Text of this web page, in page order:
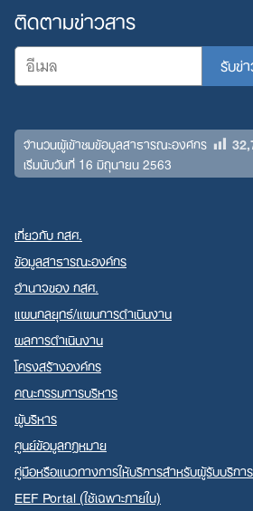
ติดตามข่าวสาร
จำนวนผู้เข้าชมข้อมูลสาธารณะองค์กร
เริ่มนับวันที่ 16 มิถุนายน 2563
เกี่ยวกับ กสศ.
ข้อมูลสาธารณะองค์กร
อำนาจของ กสศ.
แผนกลยุทธ์/แผนการดำเนินงาน
ผลการดำเนินงาน
โครงสร้างองค์กร
คณะกรรมการบริหาร
ผู้บริหาร
ศูนย์ข้อมูลกฎหมาย
คู่มือหรือแนวทางการให้บริการสำหรับผู้รับบริก
EEF Portal (ใช้เฉพาะภายใน)